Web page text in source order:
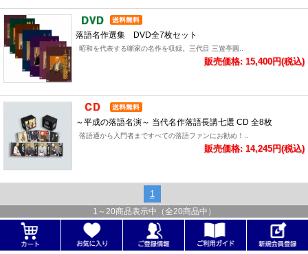
落語名作選集 DVD全7枚セット
昭和を代表する噺家の名作を収録。三代目 三遊亭圓..
販売価格: 15,400円(税込)
～平成の落語名演～ 当代名作落語長講七選 CD 全8枚
落語通から入門者まですべての落語ファンにお勧め！..
販売価格: 14,245円(税込)
1
1 ～ 20商品表示中（全20商品中）